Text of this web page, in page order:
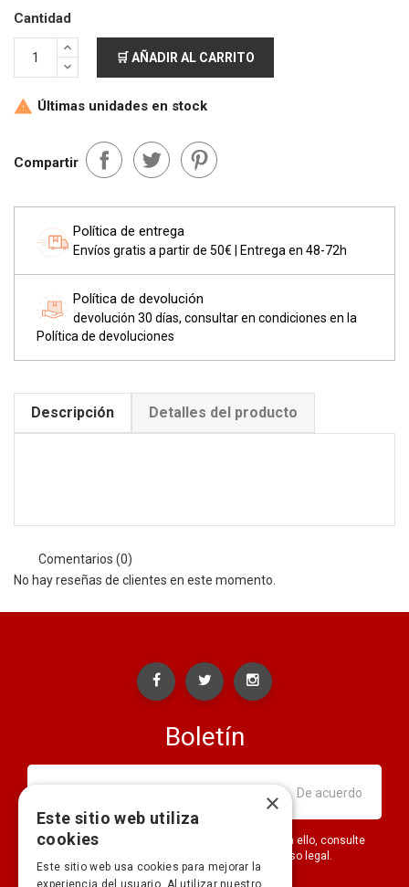
Cantidad
🛒 AÑADIR AL CARRITO
 Últimas unidades en stock
Compartir
Política de entrega
Envíos gratis a partir de 50€ | Entrega en 48-72h
Política de devolución
devolución 30 días, consultar en condiciones en la
Política de devoluciones
Descripción Detalles del producto
Comentarios (0)
No hay reseñas de clientes en este momento.
Boletín
Puede darse de baja en cualquier momento. Para ello, consulte
nuestra información de contacto en el aviso legal.
×
Este sitio web utiliza
cookies
Este sitio web usa cookies para mejorar la
experiencia del usuario. Al utilizar nuestro